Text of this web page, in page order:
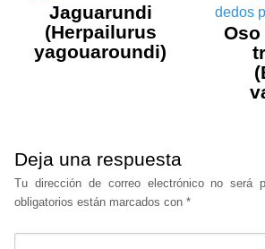
Jaguarundi
(Herpailurus
yagouaroundi)
Oso
Deja una respuesta
Tu dirección de correo electrónico no será
obligatorios están marcados con *